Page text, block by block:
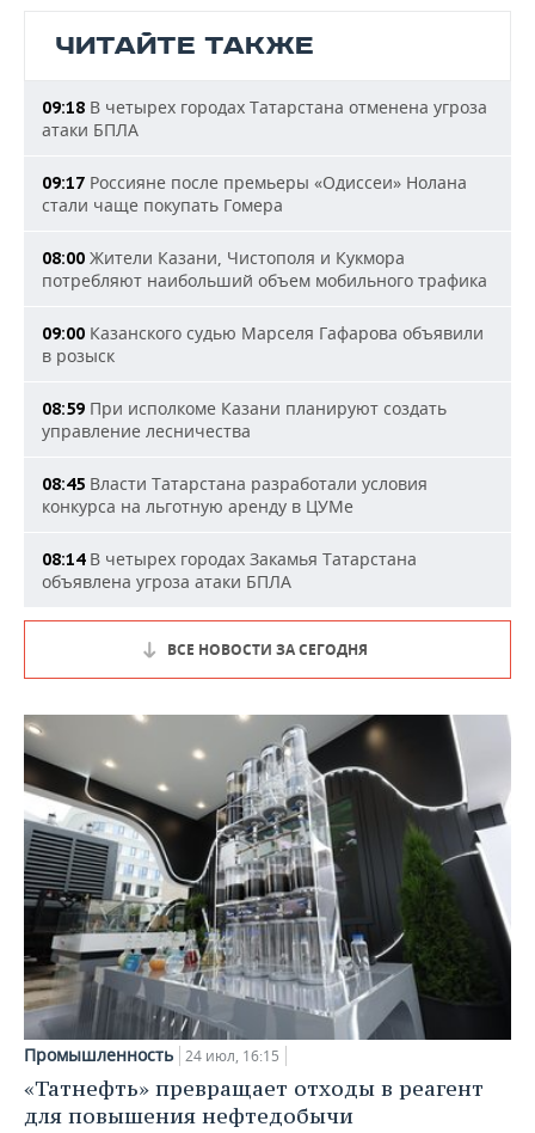
ЧИТАЙТЕ ТАКЖЕ
09:18 В четырех городах Татарстана отменена угроза
атаки БПЛА
09:17 Россияне после премьеры «Одиссеи» Нолана
стали чаще покупать Гомера
08:00 Жители Казани, Чистополя и Кукмора
потребляют наибольший объем мобильного трафика
09:00 Казанского судью Марселя Гафарова объявили
в розыск
08:59 При исполкоме Казани планируют создать
управление лесничества
08:45 Власти Татарстана разработали условия
конкурса на льготную аренду в ЦУМе
08:14В четырех городах Закамья Татарстана
объявлена угроза атаки БПЛА
ВСЕ НОВОСТИ ЗА СЕГОДНЯ
Промышленность 24 июл, 16:15
«Татнефть» превращает отходы в реагент
для повышения нефтедобычи